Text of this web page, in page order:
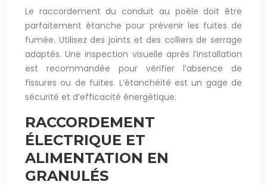
Le raccordement du conduit au poêle doit être
parfaitement étanche pour prévenir les fuites de
fumée. Utilisez des joints et des colliers de serrage
adaptés. Une inspection visuelle après l’installation
est recommandée pour vérifier l’absence de
fissures ou de fuites. L’étanchéité est un gage de
sécurité et d’efficacité énergétique.
RACCORDEMENT
ÉLECTRIQUE ET
ALIMENTATION EN
GRANULÉS